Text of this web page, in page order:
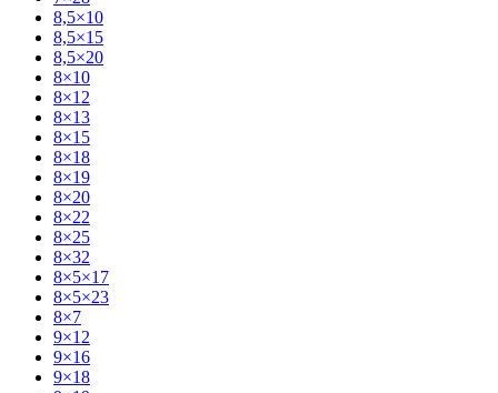
8,5×10
8,5×15
8,5×20
8×10
8×12
8×13
8×15
8×18
8×19
8×20
8×22
8×25
8×32
8×5×17
8×5×23
8×7
9×12
9×16
9×18